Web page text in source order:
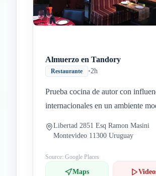
Almuerzo en Tandory
Restaurante •2h
Prueba cocina de autor con
internacionales en un ambiente
Libertad 2851 Esq Ramon Masini
Montevideo 11300 Uruguay
Source: Google Places
Maps